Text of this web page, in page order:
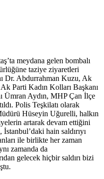
meydana gelen bombalı
taziye ziyaretleri
Dr. Abdurrahman Kuzu, Ak
Parti Kadın Kolları Başkanı
Ümran Aydın, MHP Çan İlçe
Polis Teşkilatı olarak
Hüseyin Uğurelli, halkın
artarak devam ettiğini
hain saldırıyı
ile birlikte her zaman
zamanda da
gelecek hiçbir saldırı bizi